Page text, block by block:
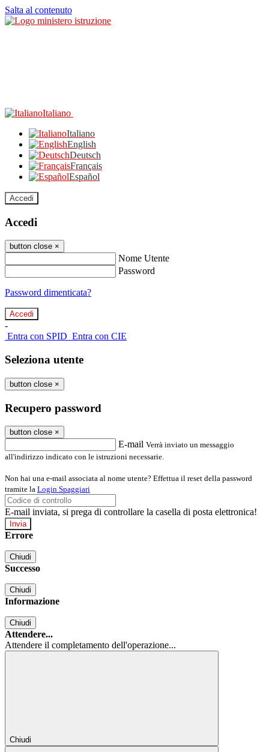
Salta al contenuto
Italiano
Italiano
English
Deutsch
Français
Español
Accedi
Accedi
button close ×
Nome Utente
Password
Password dimenticata?
-
Entra con SPID Entra con CIE
Seleziona utente
button close ×
Recupero password
button close ×
E-mail Verrà inviato un messaggio
all'indirizzo indicato con le istruzioni necessarie.
Non hai una e-mail associata al nome utente? Effettua il reset della password
tramite la Login Spaggiari
E-mail inviata, si prega di controllare la casella di posta elettronica!
Errore
Chiudi
Successo
Chiudi
Informazione
Chiudi
Attendere...
Attendere il completamento dell'operazione...
Chiudi